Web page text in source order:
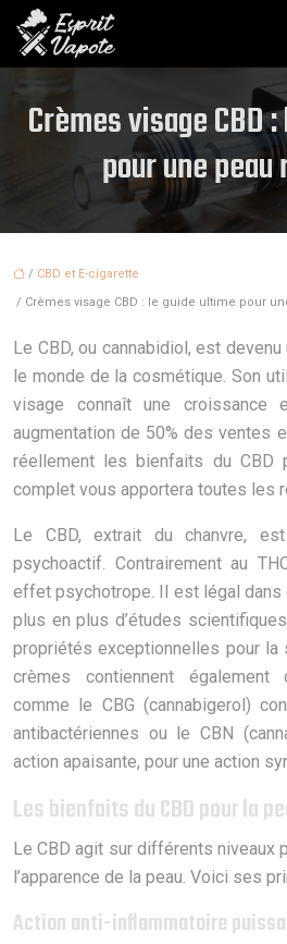
Crèmes visage CBD
pour une
/ CBD et E-cigarette
/ Crèmes visage CBD : le guide ultime pour
Le CBD, ou cannabidiol, est
le monde de la cosmétique. Son
visage connaît une croissance
augmentation de 50% des ventes
réellement les bienfaits du CBD
complet vous apportera toutes les
Le CBD, extrait du chanvre,
psychoactif. Contrairement au
effet psychotrope. Il est légal dans
plus en plus d’études
propriétés exceptionnelles pour la
crèmes contiennent également
comme le CBG (cannabigerol)
antibactériennes ou le CBN
action apaisante, pour une action
Les bienfaits du CBD pour la
Le CBD agit sur différents niveaux
l’apparence de la peau. Voici ses
Action anti-inflammatoire